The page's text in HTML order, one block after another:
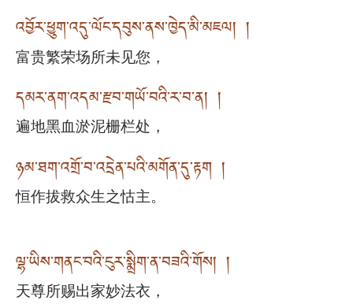
འབྱོར་ཕྱུག་འདུ་ལོང་དབུས་ནས་ཁྱེད་མི་མཇལ། །
富贵繁荣场所未见您，
དམར་ནག་འདམ་རྫབ་གཡོ་བའི་ར་བ་ན། །
遍地黑血淤泥栅栏处，
ཉམ་ཐག་འགྲོ་བ་འདྲེན་པའི་མགོན་དུ་རྟག །
恒作拔救众生之怙主。
ལྷ་ཡིས་གནང་བའི་ངུར་སྨྲིག་ན་བཟའི་གོས། །
天尊所赐出家妙法衣，